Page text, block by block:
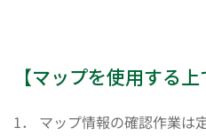
【マップを使用する上
1． マップ情報の確認作業は